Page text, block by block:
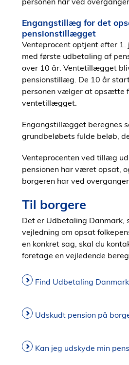
Engangstillæg for det
pensionstillægget
Venteprocent optjent efter
med første udbetaling af
over 10 år. Ventetillægget
pensionstillæg. De 10 år
personen vælger at opsætte
ventetillægget.
Engangstillægget beregnes
grundbeløbets fulde beløb,
Venteprocenten ved tillæg
pensionen har været opsat,
borgeren har ved
Til borgere
Det er Udbetaling Danmark,
vejledning om opsat
en konkret sag, skal du
foretage en vejledende
Find Udbetaling
Udskudt pension på
Kan jeg udskyde min